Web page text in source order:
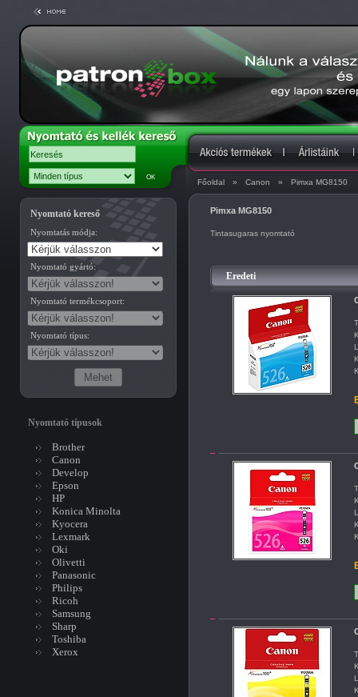
Főoldal » Canon » Pimxa MG8150
Nyomtató kereső
Nyomtatás módja:
Nyomtató gyártó:
Nyomtató termékcsoport:
Nyomtató típus:
Nyomtató típusok
Brother
Canon
Develop
Epson
HP
Konica Minolta
Kyocera
Lexmark
Oki
Olivetti
Panasonic
Philips
Ricoh
Samsung
Sharp
Toshiba
Xerox
Pimxa MG8150
Tintasugaras nyomtató
Eredeti